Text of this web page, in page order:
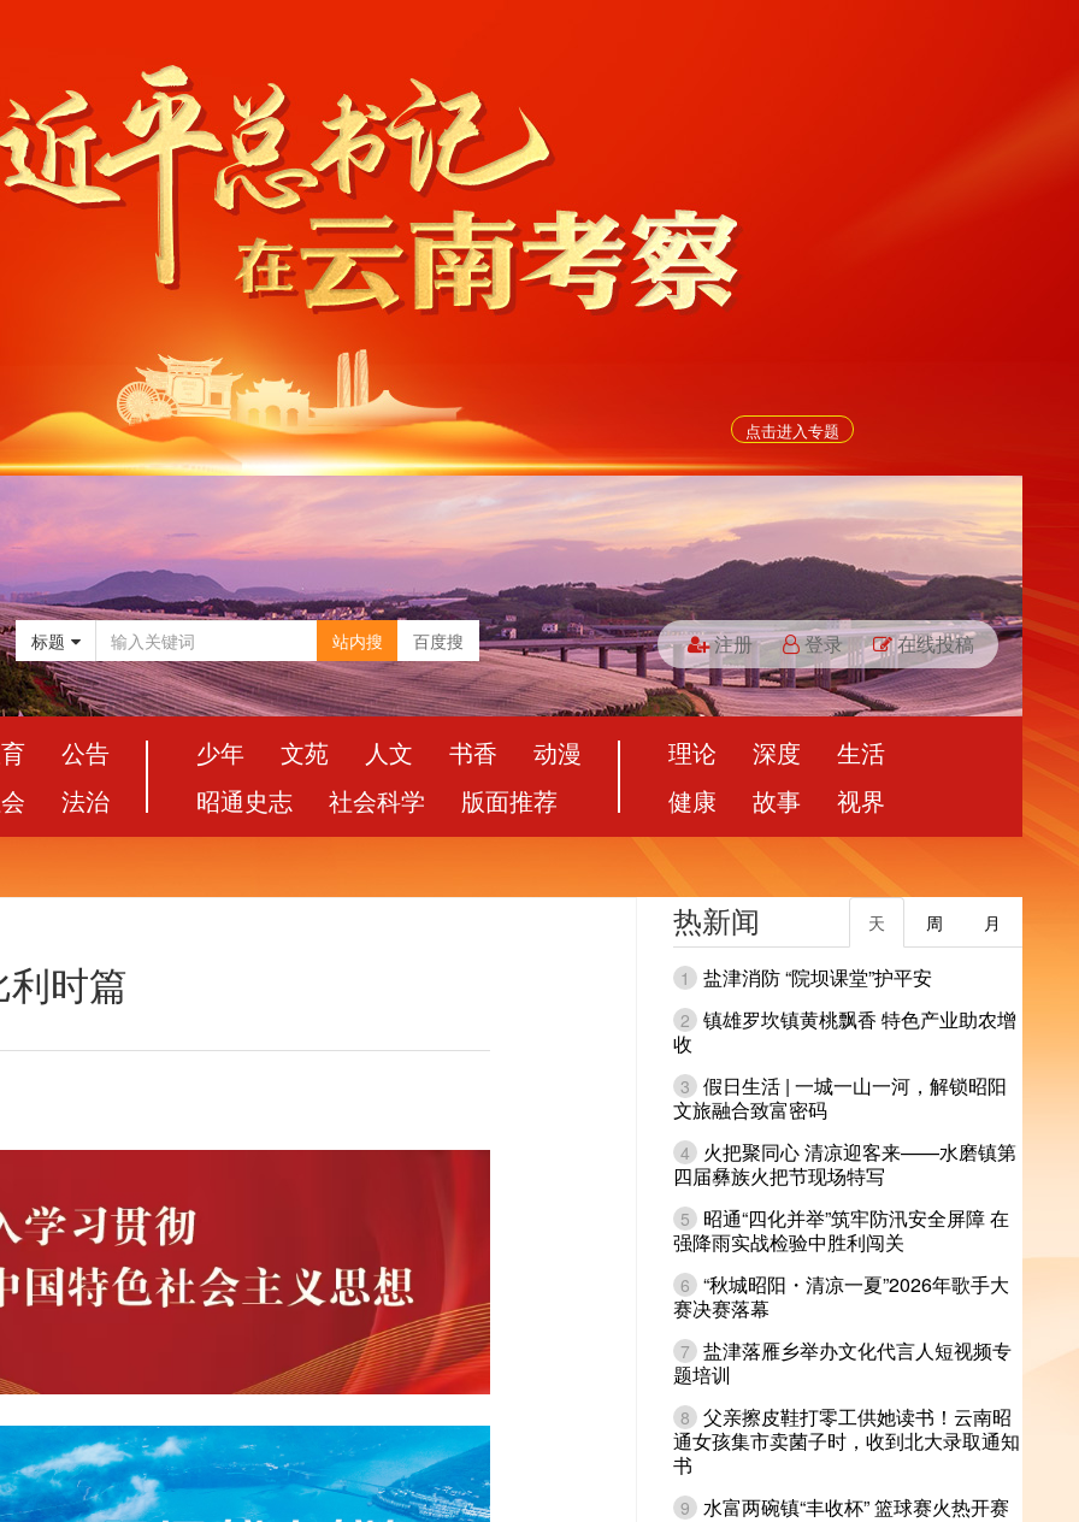
点击进入专题
标题 站内搜 百度搜 注册 登录 在线投稿
公告
法治
少年 文苑 人文 书香
动漫
昭通史志
社会科学 版面推荐
理论 深度
生活
健康
故事 视界
时篇
热新闻 月
周
天
1 盐津消防 “院坝课堂”护平安
2 镇雄罗坎镇黄桃飘香 特色产业助农增
收
3 假日生活 | 一城一山一河，解锁昭阳
文旅融合致富密码
4
火把聚同心 清凉迎客来——水磨镇第
四届彝族火把节现场特写
5
昭通“四化并举”筑牢防汛安全屏障 在
强降雨实战检验中胜利闯关
6 “秋城昭阳・清凉一夏”2026年歌手大
赛决赛落幕
7 盐津落雁乡举办文化代言人短视频专
题培训
8 父亲擦皮鞋打零工供她读书！云南昭
通女孩集市卖菌子时，收到北大录取通知
书
9 水富两碗镇“丰收杯” 篮球赛火热开赛